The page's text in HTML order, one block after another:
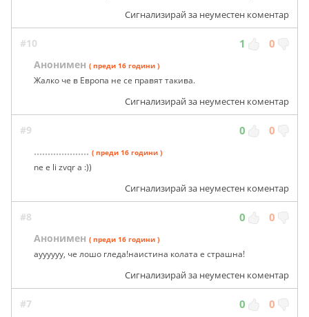
Сигнализирай за неуместен коментар
#10 1 0
Анонимен ( преди 16 години )
Жалко че в Европа не се правят такива.
Сигнализирай за неуместен коментар
#9 0 0
.................... ( преди 16 години )
ne e li zvqr a :))
Сигнализирай за неуместен коментар
#8 0 0
Анонимен ( преди 16 години )
ауууууу, че лошо гледа!наистина колата е страшна!
Сигнализирай за неуместен коментар
#7 0 0